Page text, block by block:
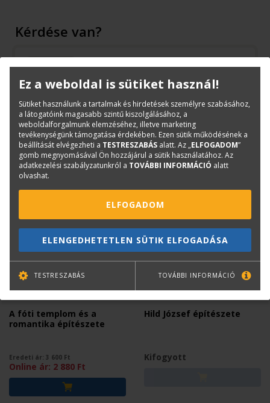
Kérdése van?
konyvrendeles@terc.hu
+36 70 670 5194
Mások ezt is megvásárolták...
SZERZŐI KOLLEKTÍVA
A fóti templom és a
romantika építészete
Eredeti ár: 3 600 Ft
Online ár: 2 880 Ft
SZERZŐI KOLLEKTÍVA
Hild József építészete
Kifogyott
Ez a weboldal is sütiket használ!
Sütiket használunk a tartalmak és hirdetések személyre szabásához,
a látogatóink magasabb szintű kiszolgálásához, a
weboldalforgalmunk elemzéséhez, illetve marketing
tevékenységünk támogatása érdekében. Ezen sütik működésének a
beállítását elvégezheti a TESTRESZABÁS alatt. Az „ELFOGADOM”
gomb megnyomásával Ön hozzájárul a sütik használatához. Az
adatkezelési szabályzatunkról a TOVÁBBI INFORMÁCIÓ alatt
olvashat.
ELFOGADOM
ELENGEDHETETLEN SÜTIK ELFOGADÁSA
TESTRESZABÁS TOVÁBBI INFORMÁCIÓ